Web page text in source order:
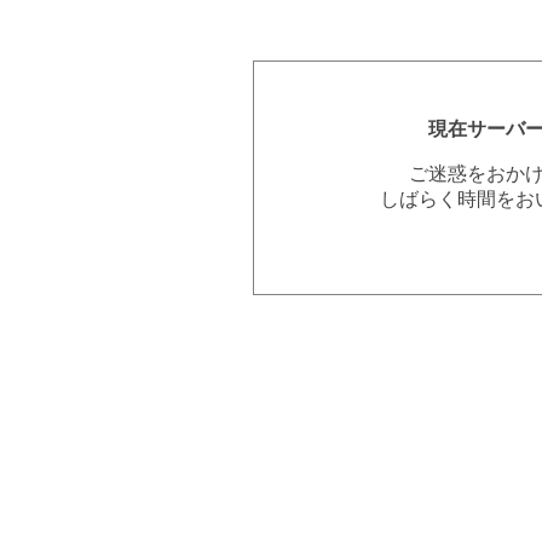
現在サーバ
ご迷惑をおか
しばらく時間を